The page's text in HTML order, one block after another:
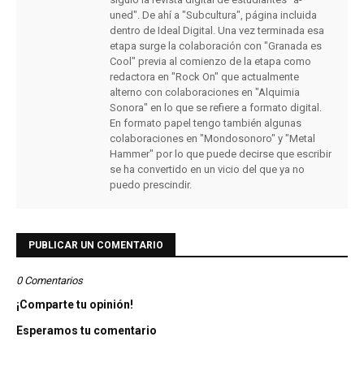
uned". De ahí a "Subcultura", página incluida
dentro de Ideal Digital. Una vez terminada esa
etapa surge la colaboración con "Granada es
Cool" previa al comienzo de la etapa como
redactora en "Rock On" que actualmente
alterno con colaboraciones en "Alquimia
Sonora" en lo que se refiere a formato digital.
En formato papel tengo también algunas
colaboraciones en "Mondosonoro" y "Metal
Hammer" por lo que puede decirse que escribir
se ha convertido en un vicio del que ya no
puedo prescindir.
PUBLICAR UN COMENTARIO
0 Comentarios
¡Comparte tu opinión!
Esperamos tu comentario